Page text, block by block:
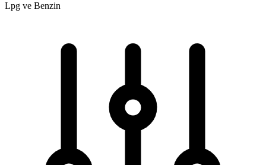
Lpg ve Benzin